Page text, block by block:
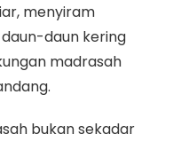
menyiram
daun kering
madrasah
bukan sekadar